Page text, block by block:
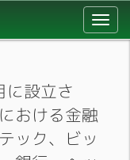
設立さ
おける金融
ック、ビッ